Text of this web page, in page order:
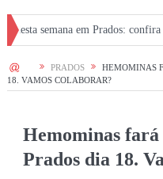
em Prados: confira a
HOME PRADOS
HEMOMINAS
18. VAMOS COLABORAR?
Hemominas fará
Prados dia 18.